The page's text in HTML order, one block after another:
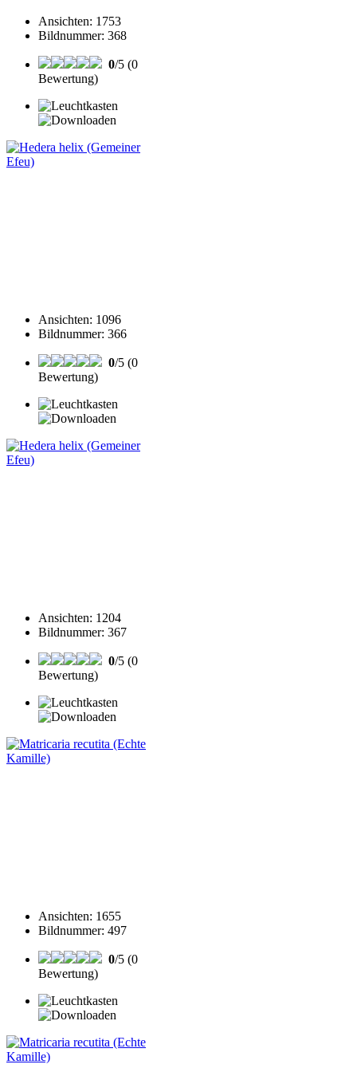
Ansichten: 1753
Bildnummer: 368
0/5 (0
Bewertung)
Ansichten: 1096
Bildnummer: 366
0/5 (0
Bewertung)
Ansichten: 1204
Bildnummer: 367
0/5 (0
Bewertung)
Ansichten: 1655
Bildnummer: 497
0/5 (0
Bewertung)